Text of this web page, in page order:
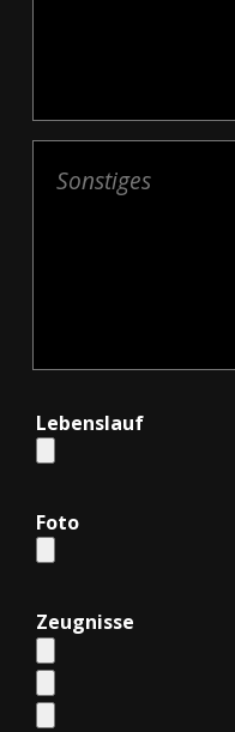
Lebenslauf
Foto
Zeugnisse